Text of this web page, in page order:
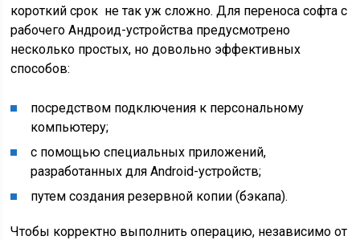
короткий срок не так уж сложно. Для переноса софта с
рабочего Андроид-устройства предусмотрено
несколько простых, но довольно эффективных
способов:
посредством подключения к персональному
компьютеру;
с помощью специальных приложений,
разработанных для Android-устройств;
путем создания резервной копии (бэкапа).
Чтобы корректно выполнить операцию, независимо от